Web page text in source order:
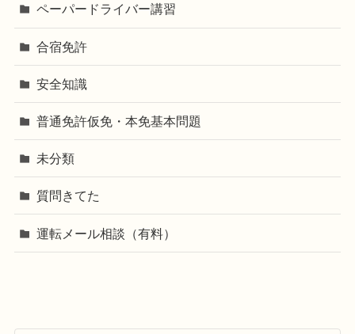
ペーパードライバー講習
合宿免許
安全知識
普通免許仮免・本免基本問題
未分類
質問きてた
運転メール相談（有料）